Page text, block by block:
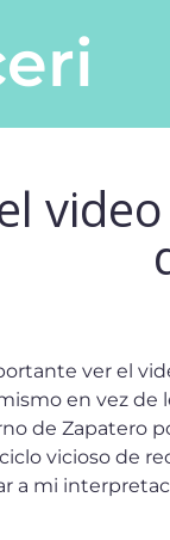
ver el
en vez de
de Zapatero
vicioso de
a mi